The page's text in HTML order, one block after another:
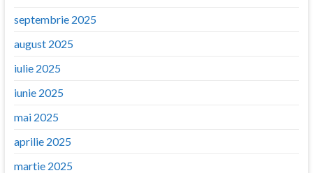
septembrie 2025
august 2025
iulie 2025
iunie 2025
mai 2025
aprilie 2025
martie 2025